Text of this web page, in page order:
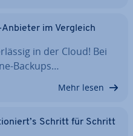
im Vergleich
in der Cloud! Bei
Backups…
Mehr lesen
Schritt für Schritt